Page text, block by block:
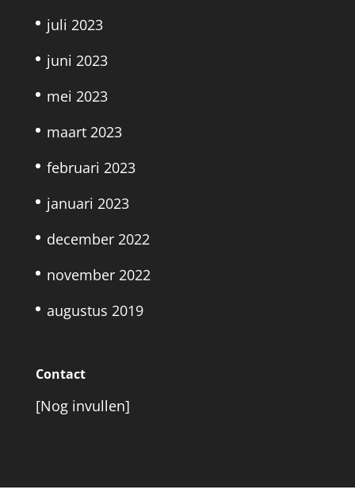
juli 2023
juni 2023
mei 2023
maart 2023
februari 2023
januari 2023
december 2022
november 2022
augustus 2019
Contact
[Nog invullen]